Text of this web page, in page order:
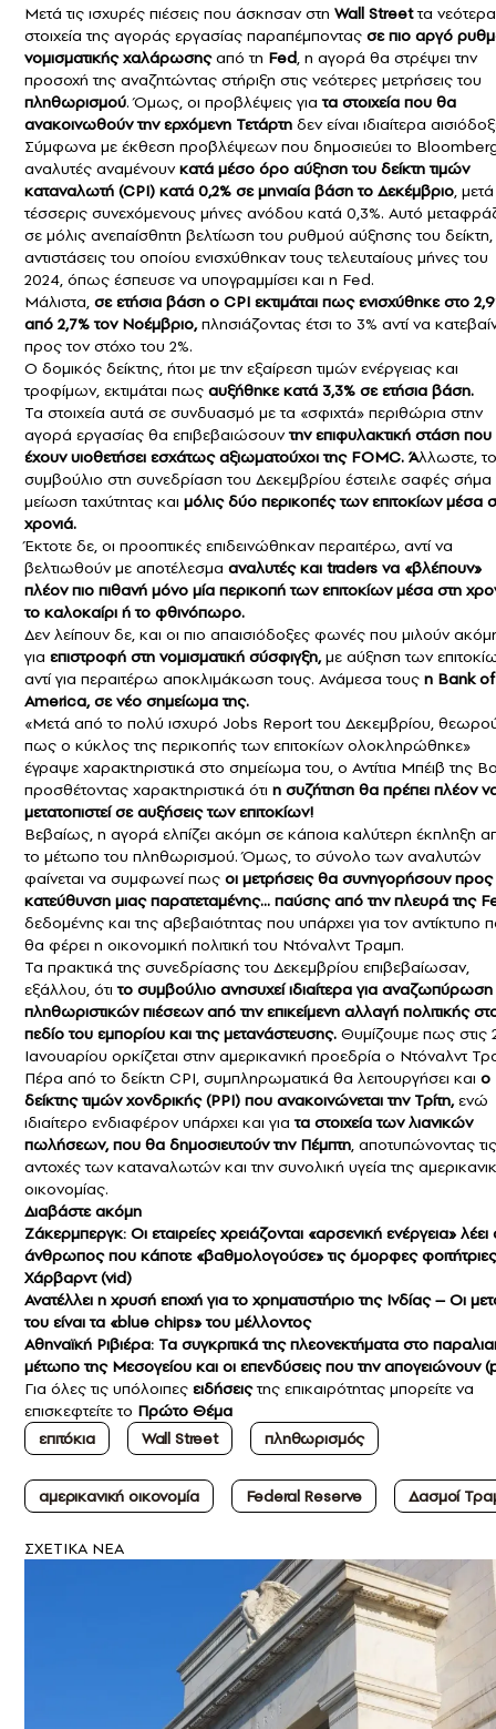
Μετά τις ισχυρές πιέσεις που άσκησαν στη Wall Streetτα νεότερα
στοιχεία της αγοράς εργασίας παραπέμποντας σε πιο αργό
νομισματικής χαλάρωσηςαπό τη Fed, η αγορά θα στρέψει την
προσοχή της αναζητώντας στήριξη στις νεότερες μετρήσεις του
πληθωρισμού. Όμως, οι προβλέψεις γιατα στοιχεία που θα
ανακοινωθούν την ερχόμενη Τετάρτη δεν είναι ιδιαίτερα
Σύμφωνα με έκθεση προβλέψεων που δημοσιεύει το
αναλυτές αναμένουνκατά μέσο όρο αύξηση του δείκτη τιμών
καταναλωτή (CPI) κατά 0,2% σε μηνιαία βάση το Δεκέμβριο,
τέσσερις συνεχόμενους μήνες ανόδου κατά 0,3%. Αυτό
σε μόλις ανεπαίσθητη βελτίωση του ρυθμού αύξησης του δείκτη,
αντιστάσεις του οποίου ενισχύθηκαν τους τελευταίους μήνες του
2024, όπως έσπευσε να υπογραμμίσει και η Fed.
Μάλιστα, σε ετήσια βάση ο CPI εκτιμάται πως ενισχύθηκε στο
από 2,7% τον Νοέμβριο,πλησιάζοντας έτσι το 3% αντί να
προς τον στόχο του 2%.
O δομικός δείκτης, ήτοι με την εξαίρεση τιμών ενέργειας και
τροφίμων, εκτιμάται πως αυξήθηκε κατά 3,3% σε ετήσια βάση.
Τα στοιχεία αυτά σε συνδυασμό με τα «σφιχτά» περιθώρια στην
αγορά εργασίας θα επιβεβαιώσουντην επιφυλακτική στάση που
έχουν υιοθετήσει εσχάτως αξιωματούχοι της FOMC. Άλλωστε, το
συμβούλιο στη συνεδρίαση του Δεκεμβρίου έστειλε σαφές σήμα
μείωση ταχύτητας και μόλις δύο περικοπές των επιτοκίων μέσα
χρονιά.
Έκτοτε δε, οι προοπτικές επιδεινώθηκαν περαιτέρω, αντί να
βελτιωθούν με αποτέλεσμα αναλυτές και traders να «βλέπουν»
πλέον πιο πιθανή μόνο μία περικοπή των επιτοκίων μέσα στη
το καλοκαίρι ή το φθινόπωρο.
Δεν λείπουν δε, και οι πιο απαισιόδοξες φωνές που μιλούν
για επιστροφή στη νομισματική σύσφιγξη,με αύξηση των
αντί για περαιτέρω αποκλιμάκωση τους. Ανάμεσα τους η Bank of
America, σε νέο σημείωμα της.
«Μετά από το πολύ ισχυρό Jobs Report του Δεκεμβρίου,
πως ο κύκλος της περικοπής των επιτοκίων ολοκληρώθηκε»
έγραψε χαρακτηριστικά στο σημείωμα του, ο Αντίτια Μπέιβ της
προσθέτοντας χαρακτηριστικά ότι η συζήτηση θα πρέπει πλέον
μετατοπιστεί σε αυξήσεις των επιτοκίων!
Βεβαίως, η αγορά ελπίζει ακόμη σε κάποια καλύτερη έκπληξη
το μέτωπο του πληθωρισμού. Όμως, το σύνολο των αναλυτών
φαίνεται να συμφωνεί πως οι μετρήσεις θα συνηγορήσουν προς
κατεύθυνση μιας παρατεταμένης… παύσης από την πλευρά της
δεδομένης και της αβεβαιότητας που υπάρχει για τον αντίκτυπο
θα φέρει η οικονομική πολιτική του Ντόναλντ Τραμπ.
Τα πρακτικά της συνεδρίασης του Δεκεμβρίου επιβεβαίωσαν,
εξάλλου, ότι το συμβούλιο ανησυχεί ιδιαίτερα για
πληθωριστικών πιέσεων από την επικείμενη αλλαγή πολιτικής
πεδίο του εμπορίου και της μετανάστευσης. Θυμίζουμε πως στις
Ιανουαρίου ορκίζεται στην αμερικανική προεδρία ο Ντόναλντ
Πέρα από το δείκτη CPI, συμπληρωματικά θα λειτουργήσει και ο
δείκτης τιμών χονδρικής (PPI) που ανακοινώνεται την Τρίτη,ενώ
ιδιαίτερο ενδιαφέρον υπάρχει και για τα στοιχεία των λιανικών
πωλήσεων, που θα δημοσιευτούν την Πέμπτη, αποτυπώνοντας τις
αντοχές των καταναλωτών και την συνολική υγεία της
οικονομίας.
Διαβάστε ακόμη
Zάκερμπεργκ: Oι εταιρείες χρειάζονται «αρσενική ενέργεια» λέει
άνθρωπος που κάποτε «βαθμολογούσε» τις όμορφες
Χάρβαρντ (vid)
Ανατέλλει η χρυσή εποχή για το χρηματιστήριο της Ινδίας – Οι
του είναι τα «blue chips» του μέλλοντος
Αθηναϊκή Ριβιέρα: Τα συγκριτικά της πλεονεκτήματα στο
μέτωπο της Μεσογείου και οι επενδύσεις που την απογειώνουν
Για όλες τις υπόλοιπες ειδήσεις της επικαιρότητας μπορείτε να
επισκεφτείτε το Πρώτο Θέμα
επιτόκια
Wall Street πληθωρισμός
αμερικανική οικονομία Federal Reserve Δασμοί
ΣXETIKA NEA